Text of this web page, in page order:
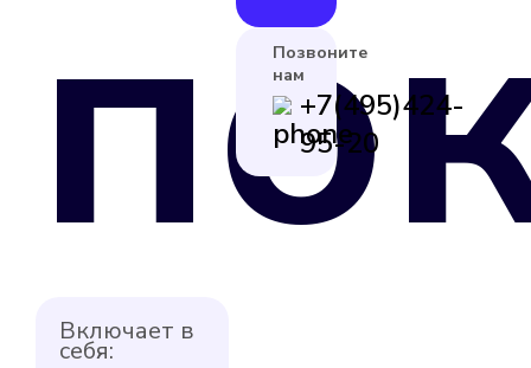
Включает в
себя:
Позвоните
нам
+7(495)424-
95-20